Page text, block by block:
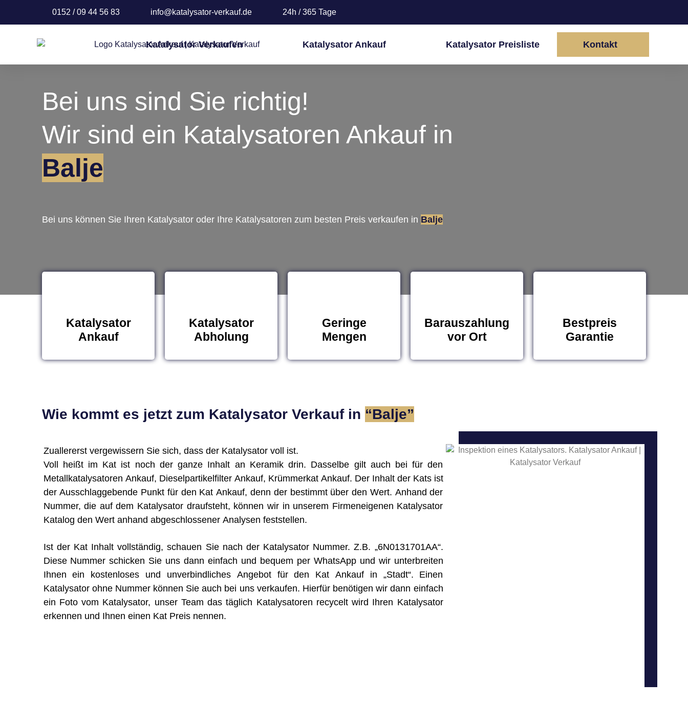
0152 / 09 44 56 83 info@katalysator-verkauf.de 24h / 365 Tage
Katalysator Verkaufen Katalysator Ankauf Katalysator Preisliste Kontakt
Bei uns sind Sie richtig!
Wir sind ein Katalysatoren Ankauf in
Balje
Bei uns können Sie Ihren Katalysator oder Ihre Katalysatoren zum besten Preis verkaufen in Balje
Katalysator
Ankauf
Katalysator
Abholung
Geringe
Mengen
Barauszahlung
vor Ort
Bestpreis
Garantie
Wie kommt es jetzt zum Katalysator Verkauf in “Balje”
Zuallererst vergewissern Sie sich, dass der Katalysator voll ist.
Voll heißt im Kat ist noch der ganze Inhalt an Keramik drin. Dasselbe gilt auch bei für den
Metallkatalysatoren Ankauf, Dieselpartikelfilter Ankauf, Krümmerkat Ankauf. Der Inhalt der Kats ist
der Ausschlaggebende Punkt für den Kat Ankauf, denn der bestimmt über den Wert. Anhand der
Nummer, die auf dem Katalysator draufsteht, können wir in unserem Firmeneigenen Katalysator
Katalog den Wert anhand abgeschlossener Analysen feststellen.
Ist der Kat Inhalt vollständig, schauen Sie nach der Katalysator Nummer. Z.B. „6N0131701AA“.
Diese Nummer schicken Sie uns dann einfach und bequem per WhatsApp und wir unterbreiten
Ihnen ein kostenloses und unverbindliches Angebot für den Kat Ankauf in „Stadt“. Einen
Katalysator ohne Nummer können Sie auch bei uns verkaufen. Hierfür benötigen wir dann einfach
ein Foto vom Katalysator, unser Team das täglich Katalysatoren recycelt wird Ihren Katalysator
erkennen und Ihnen einen Kat Preis nennen.